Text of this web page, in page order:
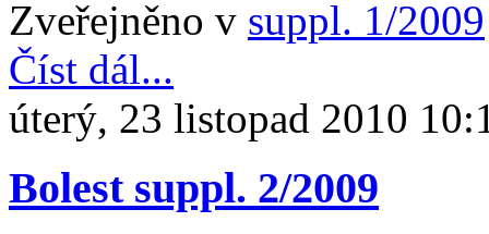
Zveřejněno v suppl. 1/2009
Číst dál...
úterý, 23 listopad 2010
Bolest suppl. 2/2009